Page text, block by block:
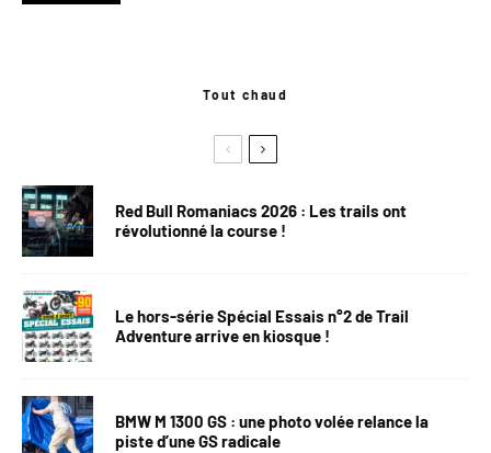
Tout chaud
Red Bull Romaniacs 2026 : Les trails ont
révolutionné la course !
Le hors-série Spécial Essais n°2 de Trail
Adventure arrive en kiosque !
BMW M 1300 GS : une photo volée relance la
piste d’une GS radicale